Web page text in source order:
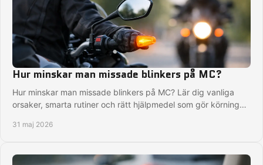
Hur minskar man missade blinkers på MC?
Hur minskar man missade blinkers på MC? Lär dig vanliga
orsaker, smarta rutiner och rätt hjälpmedel som gör körningen
31 maj 2026